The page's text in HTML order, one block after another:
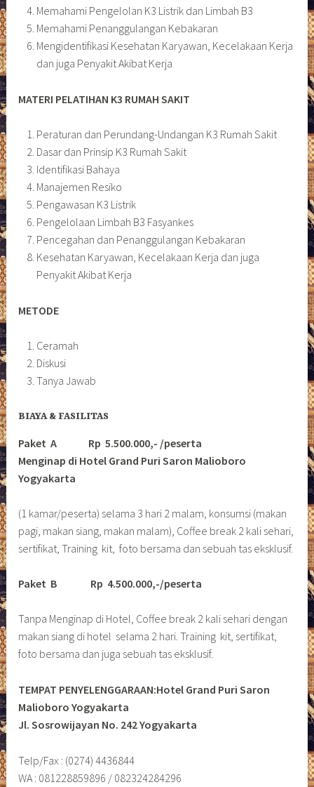
Memahami Pengelolan K3 Listrik dan Limbah B3
Memahami Penanggulangan Kebakaran
Mengidentifikasi Kesehatan Karyawan, Kecelakaan Kerja
dan juga Penyakit Akibat Kerja
MATERI PELATIHAN K3 RUMAH SAKIT
Peraturan dan Perundang-Undangan K3 Rumah Sakit
Dasar dan Prinsip K3 Rumah Sakit
Identifikasi Bahaya
Manajemen Resiko
Pengawasan K3 Listrik
Pengelolaan Limbah B3 Fasyankes
Pencegahan dan Penanggulangan Kebakaran
Kesehatan Karyawan, Kecelakaan Kerja dan juga
Penyakit Akibat Kerja
METODE
Ceramah
Diskusi
Tanya Jawab
BIAYA & FASILITAS
Paket A Rp 5.500.000,- /peserta
Menginap di Hotel Grand Puri Saron Malioboro
Yogyakarta
(1 kamar/peserta) selama 3 hari 2 malam, konsumsi (makan
pagi, makan siang, makan malam), Coffee break 2 kali sehari,
sertifikat, Training kit, foto bersama dan sebuah tas eksklusif.
Paket B Rp 4.500.000,-/peserta
Tanpa Menginap di Hotel, Coffee break 2 kali sehari dengan
makan siang di hotel selama 2 hari. Training kit, sertifikat,
foto bersama dan juga sebuah tas eksklusif.
TEMPAT PENYELENGGARAAN:Hotel Grand Puri Saron
Malioboro Yogyakarta
Jl. Sosrowijayan No. 242 Yogyakarta
Telp/Fax : (0274) 4436844
WA : 081228859896 / 082324284296